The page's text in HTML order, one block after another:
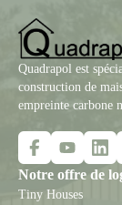
Quadrapol est
construction de
empreinte carbone
Notre offre de
Tiny Houses